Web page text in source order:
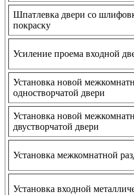
Шпатлевка двери со
покраску
Усиление проема входной
Установка новой
одностворчатой двери
Установка новой
двустворчатой двери
Установка межкомнатной
Установка входной